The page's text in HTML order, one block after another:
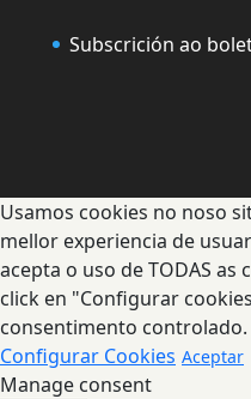
Subscrición ao
Usamos cookies no noso
mellor experiencia de
acepta o uso de TODAS
click en "Configurar
consentimento controlado.
Configurar Cookies Aceptar
Manage consent